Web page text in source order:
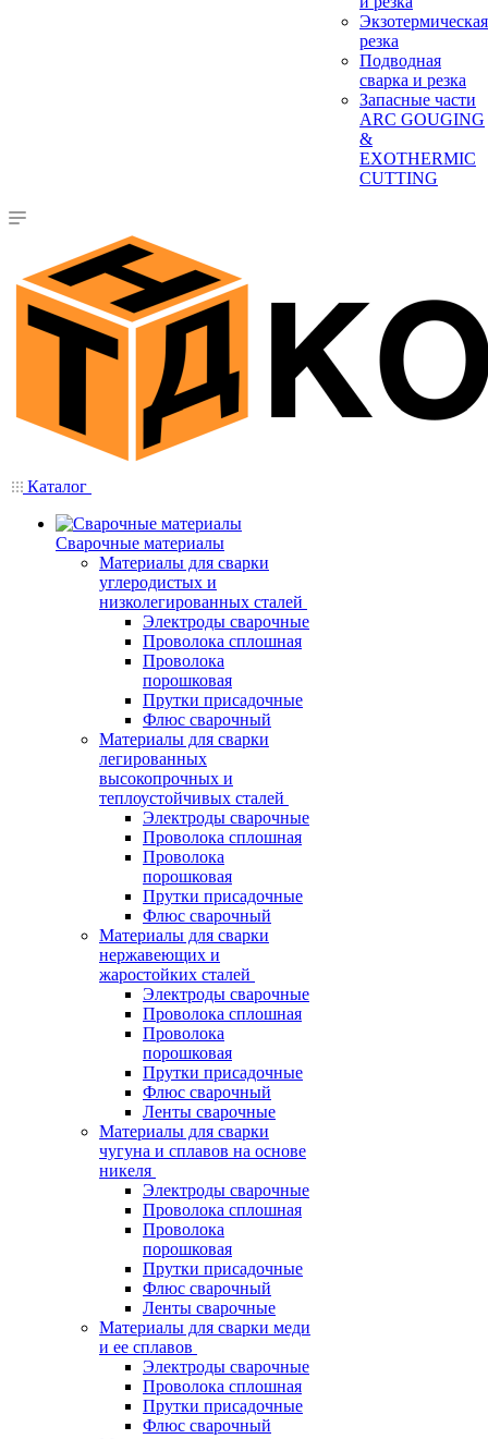
Экзотермическая
резка
Подводная
сварка и резка
Запасные части
ARC GOUGING
&
EXOTHERMIC
CUTTING
Каталог
Сварочные материалы
Материалы для сварки
углеродистых и
низколегированных сталей
Электроды сварочные
Проволока сплошная
Проволока
порошковая
Прутки присадочные
Флюс сварочный
Материалы для сварки
легированных
высокопрочных и
теплоустойчивых сталей
Электроды сварочные
Проволока сплошная
Проволока
порошковая
Прутки присадочные
Флюс сварочный
Материалы для сварки
нержавеющих и
жаростойких сталей
Электроды сварочные
Проволока сплошная
Проволока
порошковая
Прутки присадочные
Флюс сварочный
Ленты сварочные
Материалы для сварки
чугуна и сплавов на основе
никеля
Электроды сварочные
Проволока сплошная
Проволока
порошковая
Прутки присадочные
Флюс сварочный
Ленты сварочные
Материалы для сварки меди
и ее сплавов
Электроды сварочные
Проволока сплошная
Прутки присадочные
Флюс сварочный